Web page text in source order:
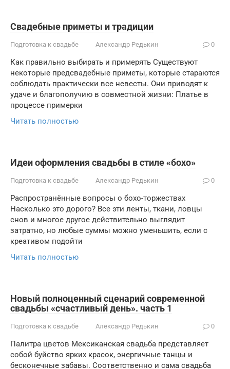
Свадебные приметы и традиции
Подготовка к свадьбе Александр Редькин 0
Как правильно выбирать и примерять Существуют
некоторые предсвадебные приметы, которые стараются
соблюдать практически все невесты. Они приводят к
удаче и благополучию в совместной жизни: Платье в
процессе примерки
Читать полностью
Идеи оформления свадьбы в стиле «бохо»
Подготовка к свадьбе Александр Редькин 0
Распространённые вопросы о бохо-торжествах
Насколько это дорого? Все эти ленты, ткани, ловцы
снов и многое другое действительно выглядит
затратно, но любые суммы можно уменьшить, если с
креативом подойти
Читать полностью
Новый полноценный сценарий современной
свадьбы «счастливый день». часть 1
Подготовка к свадьбе Александр Редькин 0
Палитра цветов Мексиканская свадьба представляет
собой буйство ярких красок, энергичные танцы и
бесконечные забавы. Соответственно и сама свадьба